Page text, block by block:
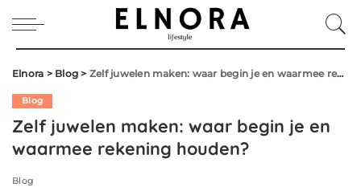
Elnora > Blog > Zelf juwelen maken: waar begin je en waarmee rekening houden?
Blog
Zelf juwelen maken: waar begin je en
waarmee rekening houden?
Blog